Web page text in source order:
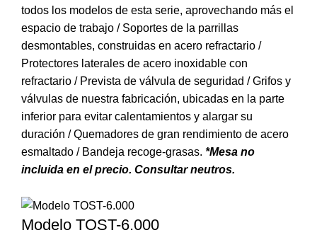
todos los modelos de esta serie, aprovechando más el
espacio de trabajo / Soportes de la parrillas
desmontables, construidas en acero refractario /
Protectores laterales de acero inoxidable con
refractario / Prevista de válvula de seguridad / Grifos y
válvulas de nuestra fabricación, ubicadas en la parte
inferior para evitar calentamientos y alargar su
duración / Quemadores de gran rendimiento de acero
esmaltado / Bandeja recoge-grasas. *Mesa no
incluida en el precio. Consultar neutros.
Modelo TOST-6.000